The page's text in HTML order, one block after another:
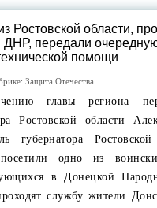
Ростовской области,
ДНР, передали
помощи
Защита Отечества
главы региона
Ростовской области
губернатора
одно из
в Донецкой
службу жители